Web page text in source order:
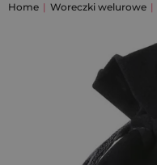
Home | Woreczki welurowe |